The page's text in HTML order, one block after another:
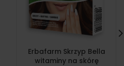
Erbafarm Skrzyp Bella
witaminy na skórę